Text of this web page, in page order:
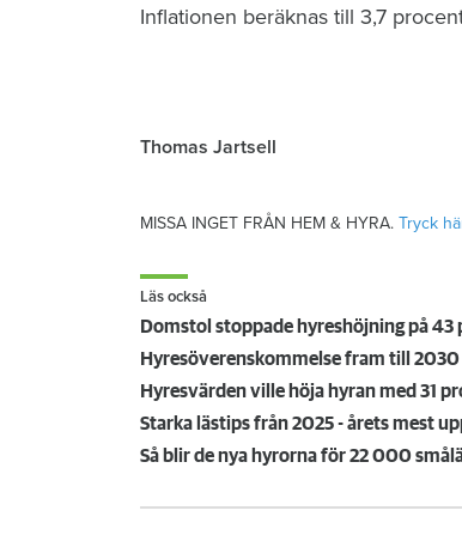
Inflationen beräknas till 3,7
Thomas Jartsell
MISSA INGET FRÅN HEM & HYRA. Tryck
Läs också
Domstol stoppade hyreshöjning på 43
Hyresöverenskommelse fram till 2030
Hyresvärden ville höja hyran med 31
Starka lästips från 2025 - årets mest
Så blir de nya hyrorna för 22 000